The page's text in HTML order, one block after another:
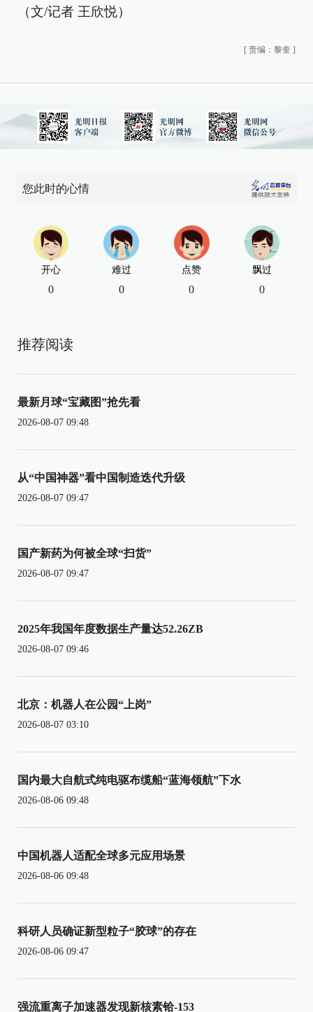
（文/记者 王欣悦）
[ 责编：黎奎 ]
您此时的心情
开心
0
难过
0
点赞
0
飘过
0
推荐阅读
最新月球“宝藏图”抢先看
2026-08-07 09:48
从“中国神器”看中国制造迭代升级
2026-08-07 09:47
国产新药为何被全球“扫货”
2026-08-07 09:47
2025年我国年度数据生产量达52.26ZB
2026-08-07 09:46
北京：机器人在公园“上岗”
2026-08-07 03:10
国内最大自航式纯电驱布缆船“蓝海领航”下水
2026-08-06 09:48
中国机器人适配全球多元应用场景
2026-08-06 09:48
科研人员确证新型粒子“胶球”的存在
2026-08-06 09:47
强流重离子加速器发现新核素铪-153